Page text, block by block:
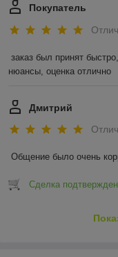
Покупатель
заказ был принят
нюансы, оценка отлично
Дмитрий
Общение было очень
Сделка